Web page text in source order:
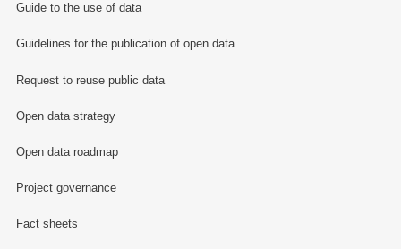
Guide to the use of data
Guidelines for the publication of open data
Request to reuse public data
Open data strategy
Open data roadmap
Project governance
Fact sheets